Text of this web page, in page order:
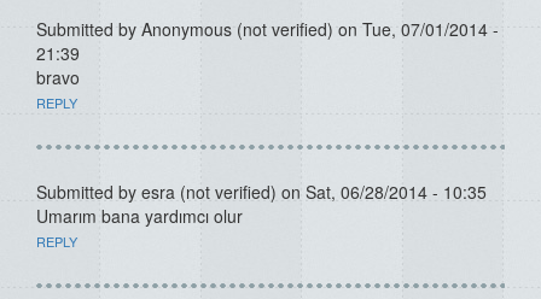
Submitted by Anonymous (not verified) on Tue, 07/01/2014 -
21:39
bravo
REPLY
Submitted by esra (not verified) on Sat, 06/28/2014 - 10:35
Umarım bana yardımcı olur
REPLY